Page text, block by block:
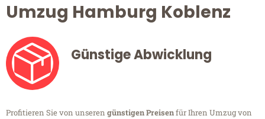
Umzug Hamburg Koblenz
Günstige Abwicklung
Profitieren Sie von unseren günstigen Preisenfür Ihren Umzug von